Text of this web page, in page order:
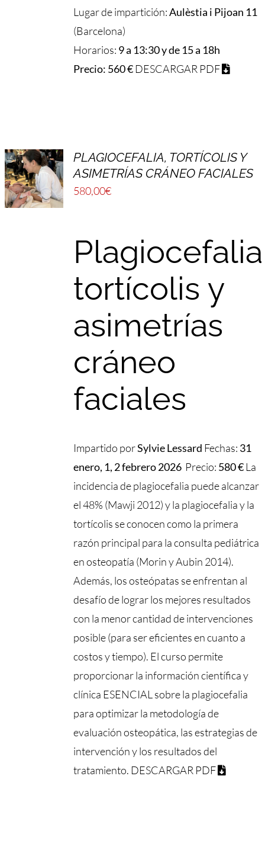
Lugar de impartición:Aulèstia i Pijoan 11
(Barcelona)
Horarios: 9 a 13:30 y de 15 a 18h
Precio: 560 €DESCARGAR PDF
PLAGIOCEFALIA, TORTÍCOLIS Y
ASIMETRÍAS CRÁNEO FACIALES
580,00€
tortícolis y
asimetrías
cráneo
faciales
Impartido porSylvie Lessard Fechas: 31
enero, 1, 2 febrero 2026 Precio: 580 €La
incidencia de plagiocefalia puede alcanzar
el 48% (Mawji 2012) y la plagiocefalia y la
tortícolis se conocen como la primera
razón principal para la consulta pediátrica
en osteopatía (Morin y Aubin 2014).
Además, los osteópatas se enfrentan al
desafío de lograr los mejores resultados
con la menor cantidad de intervenciones
posible (para ser eficientes en cuanto a
costos y tiempo). El curso permite
proporcionar la información científica y
clínica ESENCIAL sobre la plagiocefalia
para optimizar la metodología de
evaluación osteopática, las estrategias de
intervención y los resultados del
tratamiento. DESCARGAR PDF